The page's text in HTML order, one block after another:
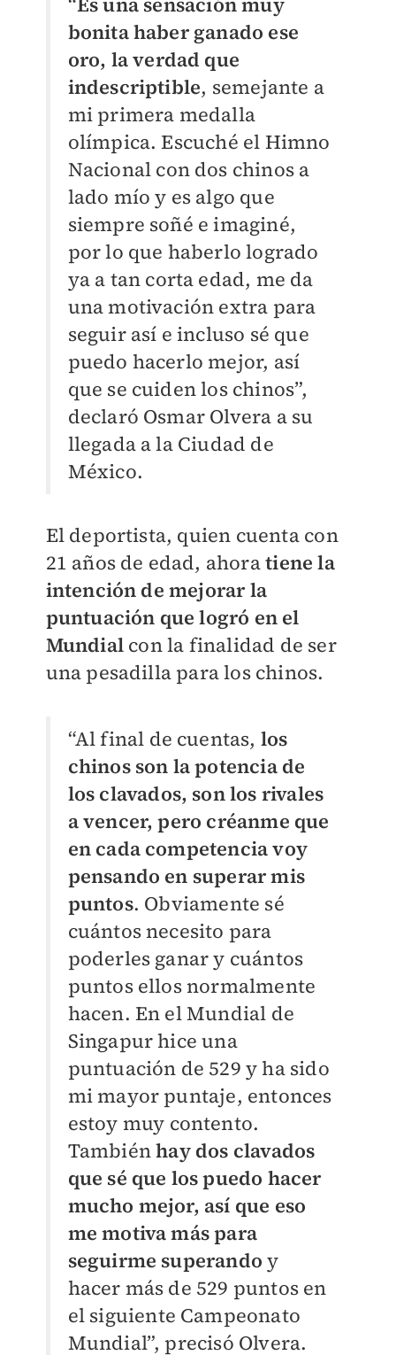
bonita haber ganado ese
oro, la verdad que
indescriptible, semejante a
mi primera medalla
olímpica. Escuché el Himno
Nacional con dos chinos a
lado mío y es algo que
siempre soñé e imaginé,
por lo que haberlo logrado
ya a tan corta edad, me da
una motivación extra para
seguir así e incluso sé que
puedo hacerlo mejor, así
que se cuiden los chinos”,
declaró Osmar Olvera a su
llegada a la Ciudad de
México.
El deportista, quien cuenta con
21 años de edad, ahoratiene la
intención de mejorar la
puntuación que logró en el
Mundialcon la finalidad de ser
una pesadilla para los chinos.
“Al final de cuentas, los
chinos son la potencia de
los clavados, son los rivales
a vencer, pero créanme que
en cada competencia voy
pensando en superar mis
puntos. Obviamente sé
cuántos necesito para
poderles ganar y cuántos
puntos ellos normalmente
hacen. En el Mundial de
Singapur hice una
puntuación de 529 y ha sido
mi mayor puntaje, entonces
estoy muy contento.
Tambiénhay dos clavados
que sé que los puedo hacer
mucho mejor, así que eso
me motiva más para
seguirme superando y
hacer más de 529 puntos en
el siguiente Campeonato
Mundial”, precisó Olvera.